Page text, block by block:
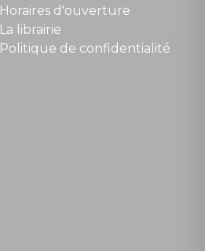
Horaires d'ouverture
La librairie
Politique de confidentialité